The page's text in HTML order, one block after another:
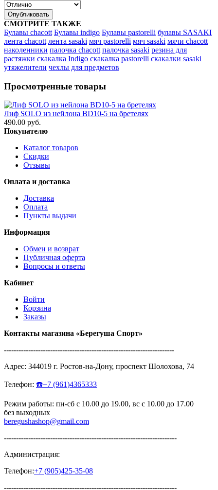
Опубликовать
СМОТРИТЕ ТАКЖЕ
Булавы chacott Булавы indigo Булавы pastorelli булавы SASAKI
лента chacott лента sasaki мяч pastorelli мяч sasaki мячи chacott
наколенники палочка chacott палочка sasaki резина для
растяжки скакалка Indigo скакалка pastorelli скакалки sasaki
утяжелители чехлы для предметов
Просмотренные товары
Лиф SOLO из нейлона BD10-5 на бретелях
490.00 руб.
Покупателю
Каталог товаров
Скидки
Отзывы
Оплата и доставка
Доставка
Оплата
Пункты выдачи
Информация
Обмен и возврат
Публичная оферта
Вопросы и ответы
Кабинет
Войти
Корзина
Заказы
Контакты магазина «Берегуша Спорт»
----------------------------------------------------------------------
Адрес: 344019 г. Ростов-на-Дону, проспект Шолохова, 74
Телефон: ☎️+7 (961)4365333
Режим работы: пн-сб с 10.00 до 19.00, вс с 10.00 до 17.00
без выходных
beregushashop@gmail.com
-----------------------------------------------------------------------
Администрация:
Телефон:+7 (905)425-35-08
-----------------------------------------------------------------------